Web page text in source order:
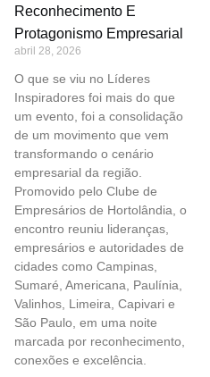
Reconhecimento E
Protagonismo Empresarial
abril 28, 2026
O que se viu no Líderes
Inspiradores foi mais do que
um evento, foi a consolidação
de um movimento que vem
transformando o cenário
empresarial da região.
Promovido pelo Clube de
Empresários de Hortolândia, o
encontro reuniu lideranças,
empresários e autoridades de
cidades como Campinas,
Sumaré, Americana, Paulínia,
Valinhos, Limeira, Capivari e
São Paulo, em uma noite
marcada por reconhecimento,
conexões e excelência.